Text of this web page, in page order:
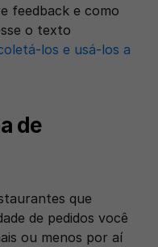
feedback e como
los e usá-los a
de
que
de pedidos você
ou menos por aí